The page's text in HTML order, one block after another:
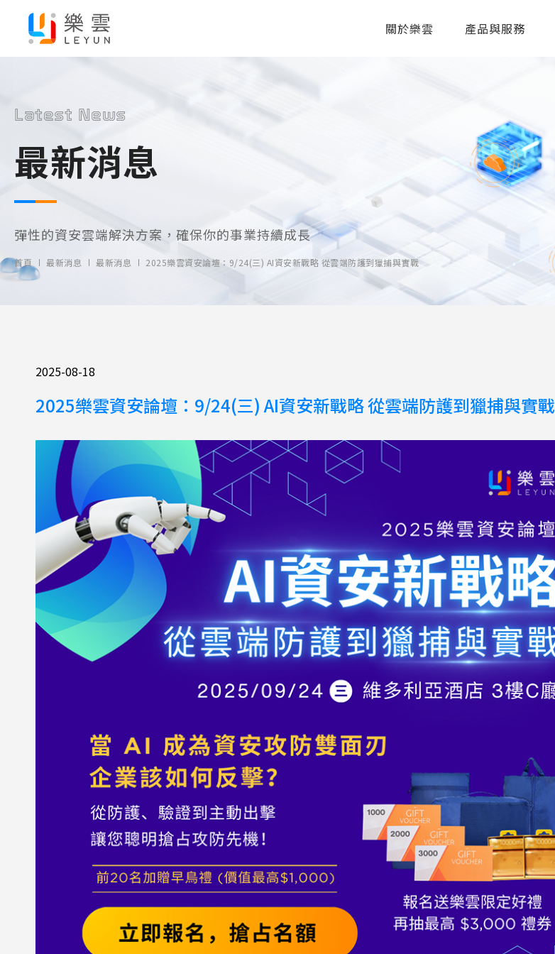
關於樂雲 產品與服務
Latest News
最新消息
彈性的資安雲端解決方案，確保你的事業持續成長
首頁 最新消息 最新消息 2025樂雲資安論壇：9/24(三) AI資安新戰略 從雲端防護到獵捕與實戰
2025-08-18
2025樂雲資安論壇：9/24(三) AI資安新戰略 從雲端防護到獵捕與實戰